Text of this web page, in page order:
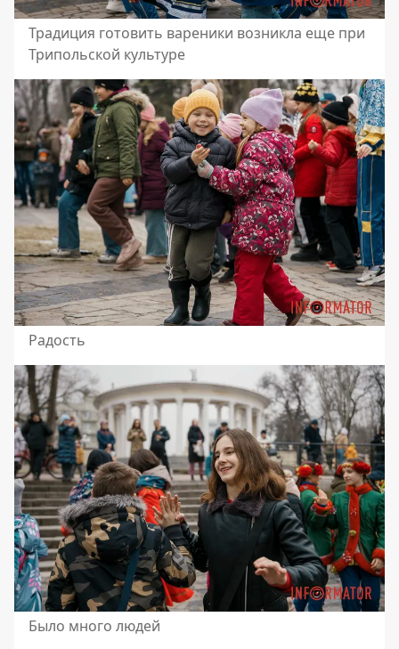
Традиция готовить вареники возникла еще при
Трипольской культуре
Радость
Было много людей